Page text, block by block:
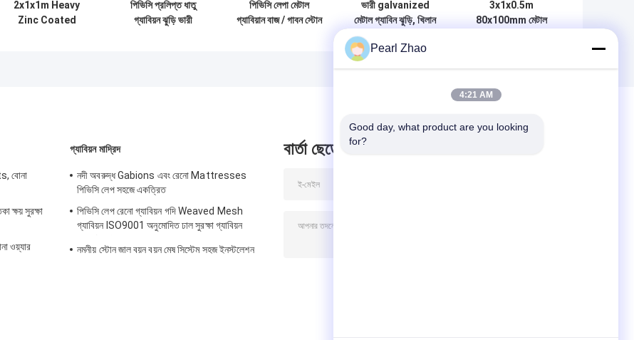
2x1x1m Heavy
Zinc Coated
পিভিসি প্রলিপ্ত ধাতু
গ্যাবিয়ন ঝুড়ি ভারী
পিভিসি লেপা মেটাল
গ্যাবিয়ান বাজ / গাবন স্টোন
ভারী galvanized
মেটাল গ্যাবিন ঝুড়ি, খিলান
3x1x0.5m
80x100mm মেটাল
বোনা
ক্ষয় সুরক্ষা
ওয়্যার
গ্যাবিয়ন মাদ্রিদ
নদী অবরুদ্ধ Gabions এবং রেনো Mattresses
পিভিসি লেপ সহজে একত্রিত
পিভিসি লেপ রেনো গ্যাবিয়ন গদি Weaved Mesh
গ্যাবিয়ন ISO9001 অনুমোদিত ঢাল সুরক্ষা গ্যাবিয়ন
নমনীয় স্টোন জাল বয়ন বয়ন মেষ সিস্টেম সহজ ইনস্টলেশন
বার্তা ছেড়ে
Pearl Zhao
4:21 AM
Good day, what product are you looking
for?